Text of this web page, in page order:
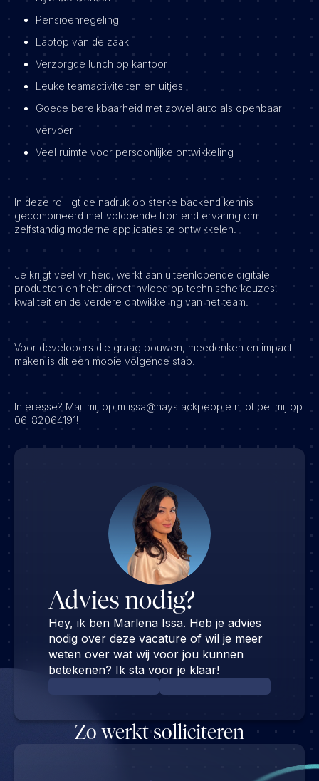
Pensioenregeling
Laptop van de zaak
Verzorgde lunch op kantoor
Leuke teamactiviteiten en uitjes
Goede bereikbaarheid met zowel auto als openbaar
vervoer
Veel ruimte voor persoonlijke ontwikkeling
In deze rol ligt de nadruk op sterke backend kennis
gecombineerd met voldoende frontend ervaring om
zelfstandig moderne applicaties te ontwikkelen.
Je krijgt veel vrijheid, werkt aan uiteenlopende digitale
producten en hebt direct invloed op technische keuzes,
kwaliteit en de verdere ontwikkeling van het team.
Voor developers die graag bouwen, meedenken en impact
maken is dit een mooie volgende stap.
Interesse? Mail mij op m.issa@haystackpeople.nl of bel mij op
06-82064191!
Advies nodig?
Hey, ik ben Marlena Issa. Heb je advies
nodig over deze vacature of wil je meer
weten over wat wij voor jou kunnen
betekenen? Ik sta voor je klaar!
Zo werkt solliciteren